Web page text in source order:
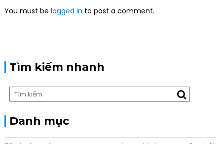
You must be logged in to post a comment.
Tìm kiếm nhanh
Danh mục